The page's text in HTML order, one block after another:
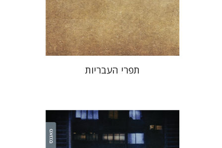
הנחת אתר ספר מודפס
$28
$25
תפרי העבריות
אורנה לביא-פלינט